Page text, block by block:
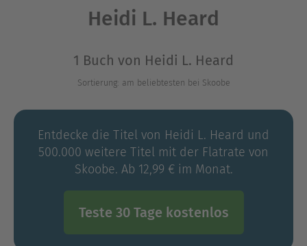
Heidi L. Heard
1 Buch von Heidi L. Heard
Sortierung: am beliebtesten bei Skoobe
Entdecke die Titel von Heidi L. Heard und
500.000 weitere Titel mit der Flatrate von
Skoobe. Ab 12,99 € im Monat.
Teste 30 Tage kostenlos